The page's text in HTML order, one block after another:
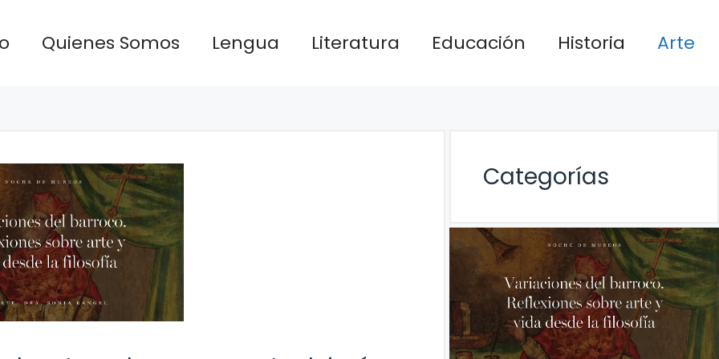
Quienes Somos Lengua Literatura Educación Historia Arte
Categorías